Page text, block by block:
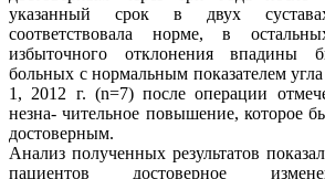
указанный срок в двух
соответствовала норме, в
избыточного отклонения впадины
больных с нормальным показателем
1, 2012 г. (n=7) после операции
незна- чительное повышение, которое
достоверным.
Анализ полученных результатов
пациентов достоверное